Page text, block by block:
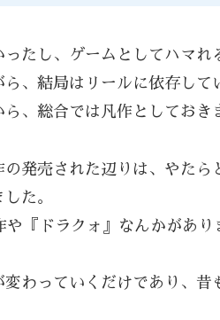
たし、ゲームとしてハマれ
、結局はリールに依存し
、総合では凡作としておき
発売された辺りは、やた
た。
や『ドラクォ』なんかがあ
わっていくだけであり、